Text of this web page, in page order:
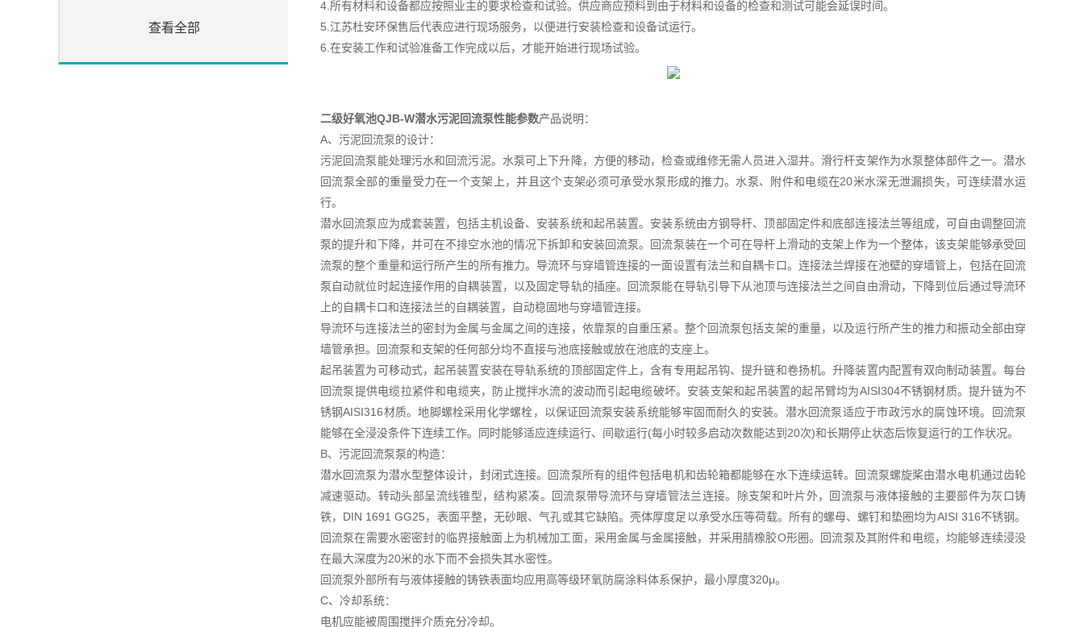
查看全部
4.所有材料和设备都应按照业主的要求检查和试验。供应商应预料到由于材料和设备的检查和测试可能会延误时间。
5.江苏杜安环保售后代表应进行现场服务，以便进行安装检查和设备试运行。
6.在安装工作和试验准备工作完成以后，才能开始进行现场试验。
二级好氧池QJB-W潜水污泥回流泵性能参数产品说明：
A、污泥回流泵的设计：
污泥回流泵能处理污水和回流污泥。水泵可上下升降，方便的移动，检查或维修无需人员进入湿井。滑行杆支架作为水泵整体部件之一。潜水
回流泵全部的重量受力在一个支架上，并且这个支架必须可承受水泵形成的推力。水泵、附件和电缆在20米水深无泄漏损失，可连续潜水运
行。
潜水回流泵应为成套装置，包括主机设备、安装系统和起吊装置。安装系统由方钢导杆、顶部固定件和底部连接法兰等组成，可自由调整回流
泵的提升和下降，并可在不排空水池的情况下拆卸和安装回流泵。回流泵装在一个可在导杆上滑动的支架上作为一个整体，该支架能够承受回
流泵的整个重量和运行所产生的所有推力。导流环与穿墙管连接的一面设置有法兰和自耦卡口。连接法兰焊接在池壁的穿墙管上，包括在回流
泵自动就位时起连接作用的自耦装置，以及固定导轨的插座。回流泵能在导轨引导下从池顶与连接法兰之间自由滑动，下降到位后通过导流环
上的自耦卡口和连接法兰的自耦装置，自动稳固地与穿墙管连接。
导流环与连接法兰的密封为金属与金属之间的连接，依靠泵的自重压紧。整个回流泵包括支架的重量，以及运行所产生的推力和振动全部由穿
墙管承担。回流泵和支架的任何部分均不直接与池底接触或放在池底的支座上。
起吊装置为可移动式，起吊装置安装在导轨系统的顶部固定件上，含有专用起吊钩、提升链和卷扬机。升降装置内配置有双向制动装置。每台
回流泵提供电缆拉紧件和电缆夹，防止搅拌水流的波动而引起电缆破坏。安装支架和起吊装置的起吊臂均为AISI304不锈钢材质。提升链为不
锈钢AISI316材质。地脚螺栓采用化学螺栓，以保证回流泵安装系统能够牢固而耐久的安装。潜水回流泵适应于市政污水的腐蚀环境。回流泵
能够在全浸没条件下连续工作。同时能够适应连续运行、间歇运行(每小时较多启动次数能达到20次)和长期停止状态后恢复运行的工作状况。
B、污泥回流泵泵的构造：
潜水回流泵为潜水型整体设计，封闭式连接。回流泵所有的组件包括电机和齿轮箱都能够在水下连续运转。回流泵螺旋桨由潜水电机通过齿轮
减速驱动。转动头部呈流线锥型，结构紧凑。回流泵带导流环与穿墙管法兰连接。除支架和叶片外，回流泵与液体接触的主要部件为灰口铸
铁，DIN 1691 GG25，表面平整，无砂眼、气孔或其它缺陷。壳体厚度足以承受水压等荷载。所有的螺母、螺钉和垫圈均为AISI 316不锈钢。
回流泵在需要水密密封的临界接触面上为机械加工面，采用金属与金属接触，并采用腈橡胶O形圈。回流泵及其附件和电缆，均能够连续浸没
在最大深度为20米的水下而不会损失其水密性。
回流泵外部所有与液体接触的铸铁表面均应用高等级环氧防腐涂料体系保护，最小厚度320μ。
C、冷却系统：
电机应能被周围搅拌介质充分冷却。